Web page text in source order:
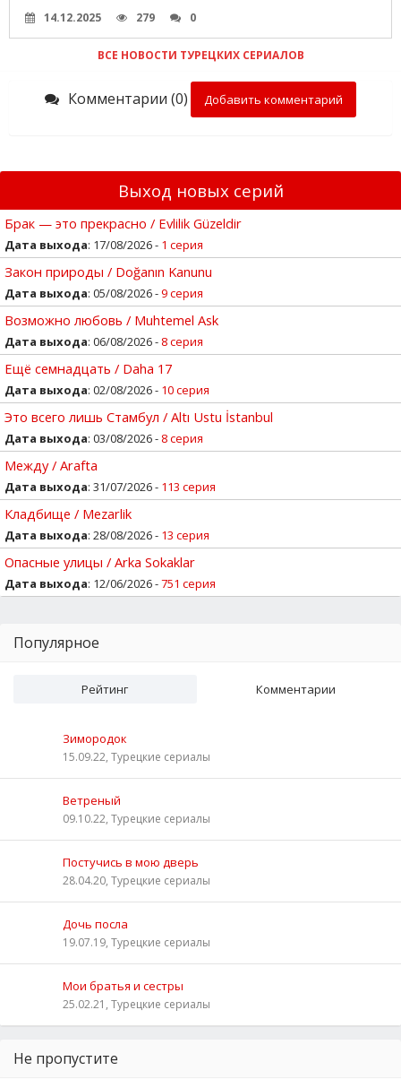
14.12.2025 279 0
ВСЕ НОВОСТИ ТУРЕЦКИХ СЕРИАЛОВ
Комментарии (0) Добавить комментарий
Выход новых серий
Брак — это прекрасно / Evlilik Güzeldir
Дата выхода: 17/08/2026 - 1 серия
Закон природы / Doğanın Kanunu
Дата выхода: 05/08/2026 -9 серия
Возможно любовь / Muhtemel Ask
Дата выхода: 06/08/2026 - 8 серия
Ещё семнадцать / Daha 17
Дата выхода: 02/08/2026 - 10 серия
Это всего лишь Стамбул / Altı Ustu İstanbul
Дата выхода: 03/08/2026 - 8 серия
Между / Arafta
Дата выхода: 31/07/2026 - 113 серия
Кладбище / Mezarlik
Дата выхода: 28/08/2026 - 13 серия
Опасные улицы / Arka Sokaklar
Дата выхода: 12/06/2026 -751 серия
Популярное
Рейтинг Комментарии
Зимородок
15.09.22, Турецкие сериалы
Ветреный
09.10.22, Турецкие сериалы
Постучись в мою дверь
28.04.20, Турецкие сериалы
Дочь посла
19.07.19, Турецкие сериалы
Мои братья и сестры
25.02.21, Турецкие сериалы
Не пропустите